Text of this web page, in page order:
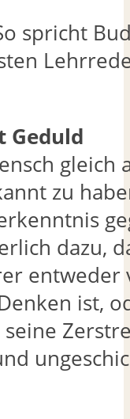
spricht
Geduld
gleich
zu
dazu,
entweder
ist,